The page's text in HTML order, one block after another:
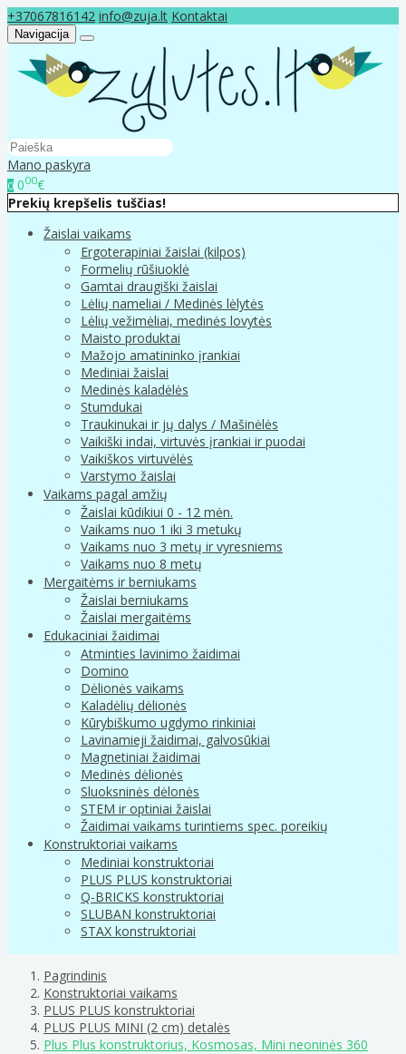
+37067816142 info@zuja.lt Kontaktai
Navigacija
Mano paskyra
0 000€
Prekių krepšelis tuščias!
Žaislai vaikams
Ergoterapiniai žaislai (kilpos)
Formelių rūšiuoklė
Gamtai draugiški žaislai
Lėlių nameliai / Medinės lėlytės
Lėlių vežimėliai, medinės lovytės
Maisto produktai
Mažojo amatininko įrankiai
Mediniai žaislai
Medinės kaladėlės
Stumdukai
Traukinukai ir jų dalys / Mašinėlės
Vaikiški indai, virtuvės įrankiai ir puodai
Vaikiškos virtuvėlės
Varstymo žaislai
Vaikams pagal amžių
Žaislai kūdikiui 0 - 12 mėn.
Vaikams nuo 1 iki 3 metukų
Vaikams nuo 3 metų ir vyresniems
Vaikams nuo 8 metų
Mergaitėms ir berniukams
Žaislai berniukams
Žaislai mergaitėms
Edukaciniai žaidimai
Atminties lavinimo žaidimai
Domino
Dėlionės vaikams
Kaladėlių dėlionės
Kūrybiškumo ugdymo rinkiniai
Lavinamieji žaidimai, galvosūkiai
Magnetiniai žaidimai
Medinės dėlionės
Sluoksninės dėlonės
STEM ir optiniai žaislai
Žaidimai vaikams turintiems spec. poreikių
Konstruktoriai vaikams
Mediniai konstruktoriai
PLUS PLUS konstruktoriai
Q-BRICKS konstruktoriai
SLUBAN konstruktoriai
STAX konstruktoriai
Pagrindinis
Konstruktoriai vaikams
PLUS PLUS konstruktoriai
PLUS PLUS MINI (2 cm) detalės
Plus Plus konstruktorius, Kosmosas, Mini neoninės 360